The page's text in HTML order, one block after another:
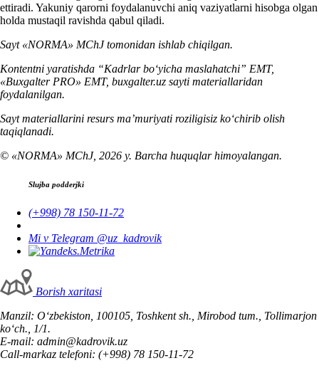
ettiradi. Yakuniy qarorni foydalanuvchi aniq vaziyatlarni hisobga olgan
holda mustaqil ravishda qabul qiladi.
Sayt «NORMA» MChJ tomonidan ishlab chiqilgan.
Kontentni yaratishda “Kadrlar boʻyicha maslahatchi” EMT,
«Buxgalter PRO» EMT, buxgalter.uz sayti materiallaridan
foydalanilgan.
Sayt materiallarini resurs ma’muriyati roziligisiz koʻchirib olish
taqiqlanadi.
© «NORMA» MChJ, 2026 y. Barcha huquqlar himoyalangan.
Slujba podderjki
(+998) 78 150-11-72
Mi v Telegram @uz_kadrovik
Borish хaritasi
Manzil: Oʻzbekiston, 100105, Toshkent sh., Mirobod tum., Tollimarjon
koʻch., 1/1.
E-mail: admin@kadrovik.uz
Call-markaz telefoni: (+998) 78 150-11-72